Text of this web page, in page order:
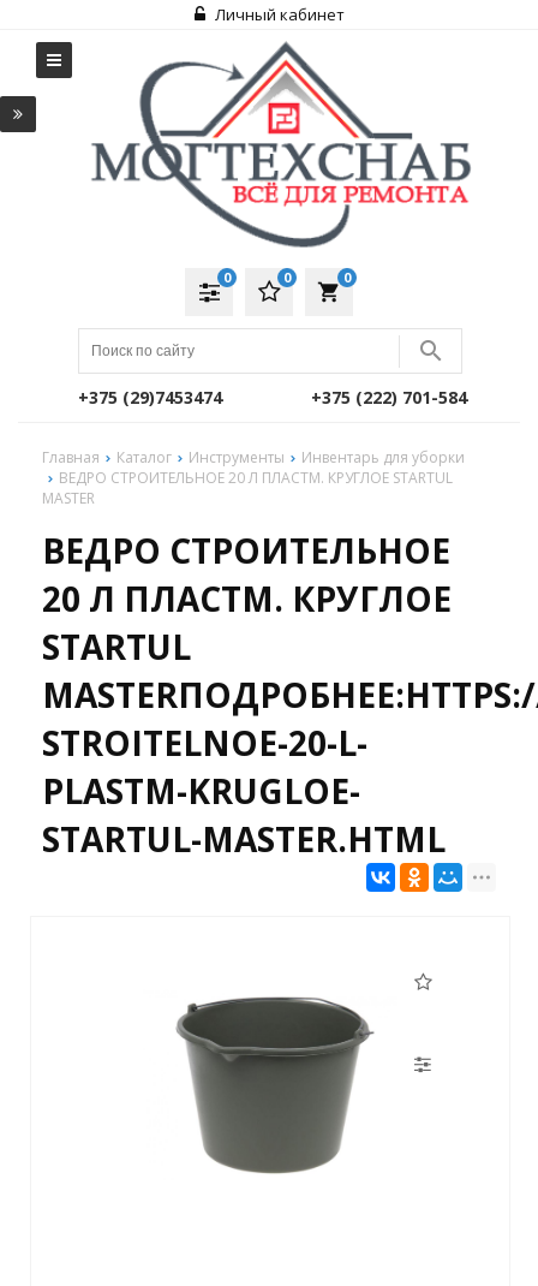
Личный кабинет
local_grocery_store
0
0
0
+375 (29)7453474 +375 (222) 701-584
Главная Каталог Инструменты
Инвентарь для уборки
ВЕДРО СТРОИТЕЛЬНОЕ 20 Л ПЛАСТМ. КРУГЛОЕ STARTUL
MASTER
ВЕДРО СТРОИТЕЛЬНОЕ
20 Л ПЛАСТМ. КРУГЛОЕ
STARTUL
STROITELNOE-20-L-
PLASTM-KRUGLOE-
STARTUL-MASTER.HTML